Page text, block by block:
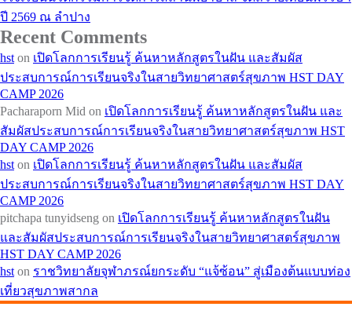
ปี 2569 ณ ลำปาง
Recent Comments
hst on เปิดโลกการเรียนรู้ ค้นหาหลักสูตรในฝัน และสัมผัส
ประสบการณ์การเรียนจริงในสายวิทยาศาสตร์สุขภาพ HST DAY
CAMP 2026
Pacharaporn Mid on เปิดโลกการเรียนรู้ ค้นหาหลักสูตรในฝัน และ
สัมผัสประสบการณ์การเรียนจริงในสายวิทยาศาสตร์สุขภาพ HST
DAY CAMP 2026
hst on เปิดโลกการเรียนรู้ ค้นหาหลักสูตรในฝัน และสัมผัส
ประสบการณ์การเรียนจริงในสายวิทยาศาสตร์สุขภาพ HST DAY
CAMP 2026
pitchapa tunyidseng on เปิดโลกการเรียนรู้ ค้นหาหลักสูตรในฝัน
และสัมผัสประสบการณ์การเรียนจริงในสายวิทยาศาสตร์สุขภาพ
HST DAY CAMP 2026
hst on ราชวิทยาลัยจุฬาภรณ์ยกระดับ “แจ้ซ้อน” สู่เมืองต้นแบบท่อง
เที่ยวสุขภาพสากล